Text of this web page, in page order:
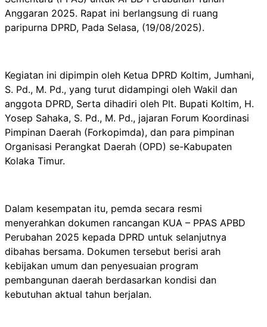
Anggaran 2025. Rapat ini berlangsung di ruang
paripurna DPRD, Pada Selasa, (19/08/2025).
Kegiatan ini dipimpin oleh Ketua DPRD Koltim, Jumhani,
S. Pd., M. Pd., yang turut didampingi oleh Wakil dan
anggota DPRD, Serta dihadiri oleh Plt. Bupati Koltim, H.
Yosep Sahaka, S. Pd., M. Pd., jajaran Forum Koordinasi
Pimpinan Daerah (Forkopimda), dan para pimpinan
Organisasi Perangkat Daerah (OPD) se-Kabupaten
Kolaka Timur.
Dalam kesempatan itu, pemda secara resmi
menyerahkan dokumen rancangan KUA – PPAS APBD
Perubahan 2025 kepada DPRD untuk selanjutnya
dibahas bersama. Dokumen tersebut berisi arah
kebijakan umum dan penyesuaian program
pembangunan daerah berdasarkan kondisi dan
kebutuhan aktual tahun berjalan.